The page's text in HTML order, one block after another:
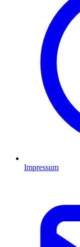
Impressum